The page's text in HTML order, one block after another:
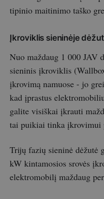
tipinio maitinimo taško
Įkroviklis sieninėje
Nuo maždaug 1 000 JAV
sieninis įkroviklis
įkrovimą namuose - jo
kad įprastus
galite visiškai įkrauti
tai puikiai tinka įkrovimui
Trijų fazių sieninė dėžutė
kW kintamosios srovės
elektromobilį maždaug